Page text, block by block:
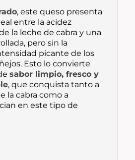
, este queso presenta
entre la acidez
la leche de cabra y una
pero sin la
picante de los
Esto lo convierte
sabor limpio, fresco y
, que conquista tanto a
la cabra como a
en este tipo de